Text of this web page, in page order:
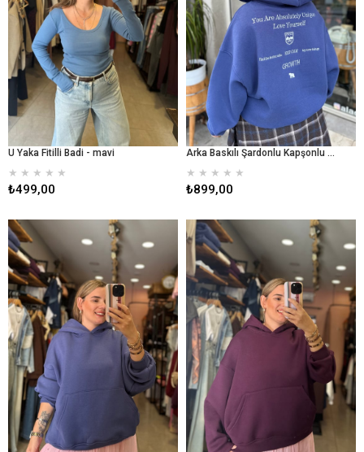
U Yaka Fitilli Badi - mavi
★ ★ ★ ★ ★
₺499,00
Arka Baskılı Şardonlu Kapşonlu Sweeet - mavi
★ ★ ★ ★ ★
₺899,00